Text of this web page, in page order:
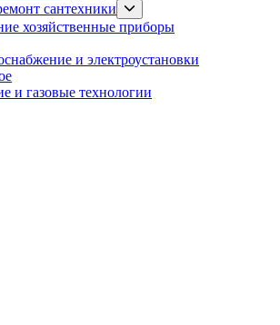
сантехники
sub
menu
хозяйственные приборы
и электроустановки
и газовые технологии